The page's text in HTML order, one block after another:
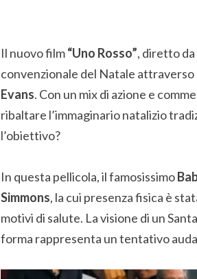
Il nuovo film“Uno Rosso”, diretto da
convenzionale del Natale
Evans. Con un mix di azione e
ribaltare l’immaginario natalizio
l’obiettivo?
In questa pellicola, il famosissimo
Simmons, la cui presenza fisica è
motivi di salute. La visione di un
forma rappresenta un tentativo